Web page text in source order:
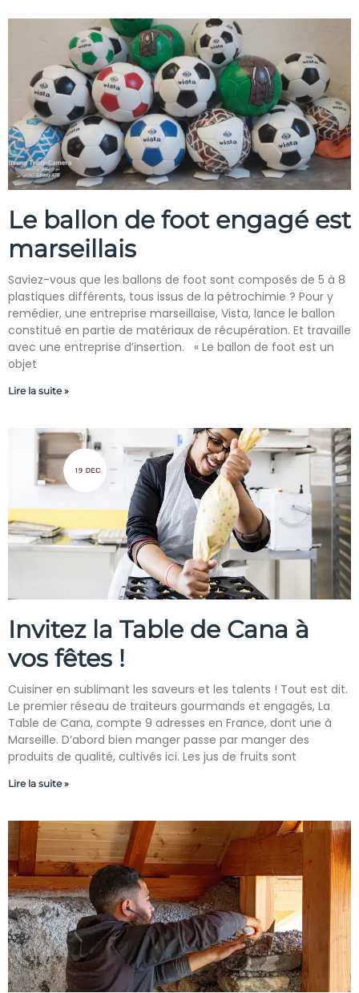
Le ballon de foot engagé est
marseillais
Saviez-vous que les ballons de foot sont composés de 5 à 8
plastiques différents, tous issus de la pétrochimie ? Pour y
remédier, une entreprise marseillaise, Vista, lance le ballon
constitué en partie de matériaux de récupération. Et travaille
avec une entreprise d’insertion. « Le ballon de foot est un
objet
Lire la suite »
Invitez la Table de Cana à
vos fêtes !
Cuisiner en sublimant les saveurs et les talents ! Tout est dit.
Le premier réseau de traiteurs gourmands et engagés, La
Table de Cana, compte 9 adresses en France, dont une à
Marseille. D’abord bien manger passe par manger des
produits de qualité, cultivés ici. Les jus de fruits sont
Lire la suite »